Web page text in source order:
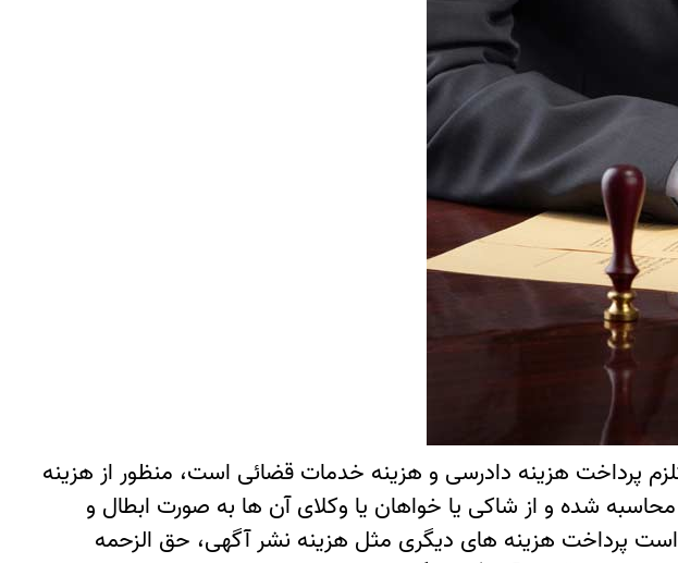
پرداخت هزینه دادرسی و هزینه خدمات قضائی است، منظور از هزینه
شده و از شاکی یا خواهان یا وکلای آن ها به صورت ابطال و
است پرداخت هزینه های دیگری مثل هزینه نشر آگهی، حق الزحمه